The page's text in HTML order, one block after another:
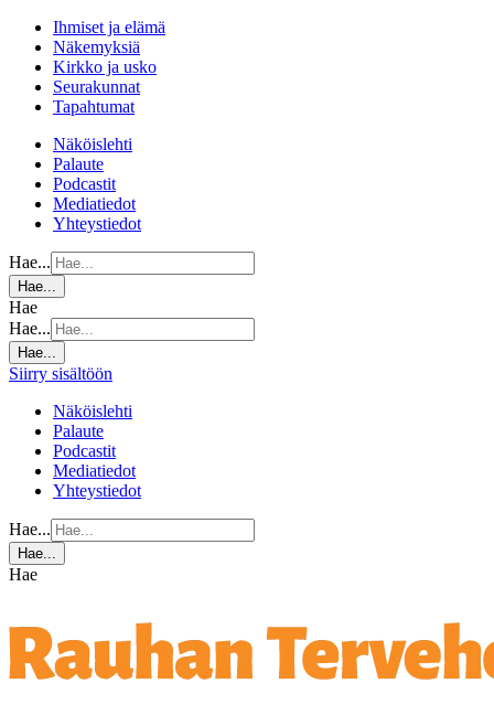
Ihmiset ja elämä
Näkemyksiä
Kirkko ja usko
Seurakunnat
Tapahtumat
Näköislehti
Palaute
Podcastit
Mediatiedot
Yhteystiedot
Hae...
Hae...
Hae
Hae...
Hae...
Siirry sisältöön
Näköislehti
Palaute
Podcastit
Mediatiedot
Yhteystiedot
Hae...
Hae...
Hae